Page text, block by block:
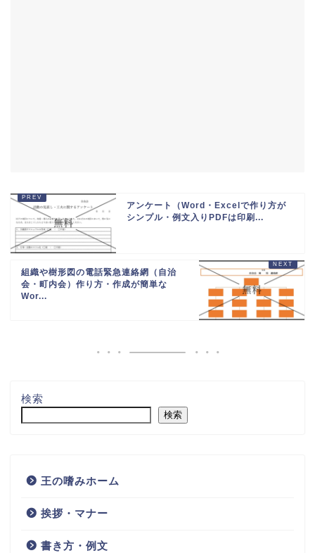
アンケート（Word・Excelで作り方が
シンプル・例文入りPDFは印刷...
組織や樹形図の電話緊急連絡網（自治
会・町内会）作り方・作成が簡単な
Wor...
検索
検索
王の嗜みホーム
挨拶・マナー
書き方・例文